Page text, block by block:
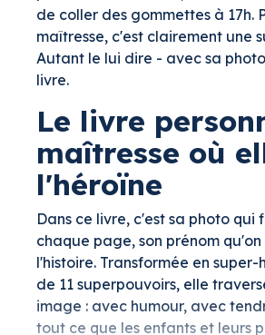
de coller des gommettes à 17h.
maîtresse, c'est clairement une
Autant le lui dire - avec sa
livre.
Le livre
maîtresse où
l'héroïne
Dans ce livre, c'est sa photo qui
chaque page, son prénom
l'histoire. Transformée en
de 11 superpouvoirs, elle
image : avec humour, avec
tout ce que les enfants et leurs